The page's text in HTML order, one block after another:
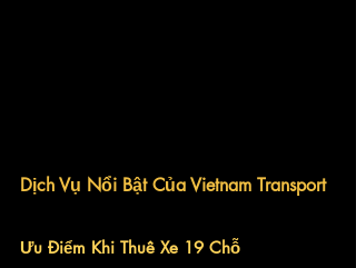
Dịch Vụ Nổi Bật Của Vietnam Transport
Ưu Điểm Khi Thuê Xe 19 Chỗ